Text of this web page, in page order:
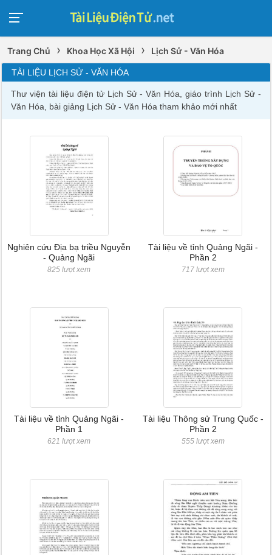
Trang Chủ › Khoa Học Xã Hội › Lịch Sử - Văn Hóa
TÀI LIỆU LỊCH SỬ - VĂN HÓA
Thư viện tài liệu điện tử Lịch Sử - Văn Hóa, giáo trình Lịch Sử -
Văn Hóa, bài giảng Lịch Sử - Văn Hóa tham khảo mới nhất
Nghiên cứu Địa bạ triều Nguyễn
- Quảng Ngãi
825 lượt xem
Tài liệu về tỉnh Quảng Ngãi -
Phần 2
717 lượt xem
Tài liệu về tỉnh Quảng Ngãi -
Phần 1
621 lượt xem
Tài liệu Thông sử Trung Quốc -
Phần 2
555 lượt xem